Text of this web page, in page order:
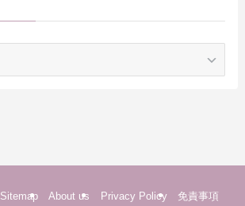
Sitemap About us Privacy Policy 免責事項